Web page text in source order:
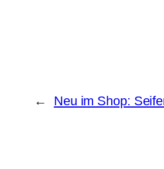
← Neu im Shop: